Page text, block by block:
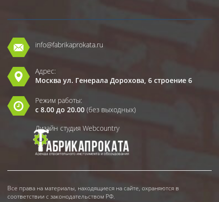
info@fabrikaprokata.ru
Адрес:
Москва ул. Генерала Дорохова, 6 строение 6
Режим работы:
с 8.00 до 20.00 (без выходных)
Дизайн студия Webcountry
Все права на материалы, находящиеся на сайте, охраняются в
соответствии с законодательством РФ.